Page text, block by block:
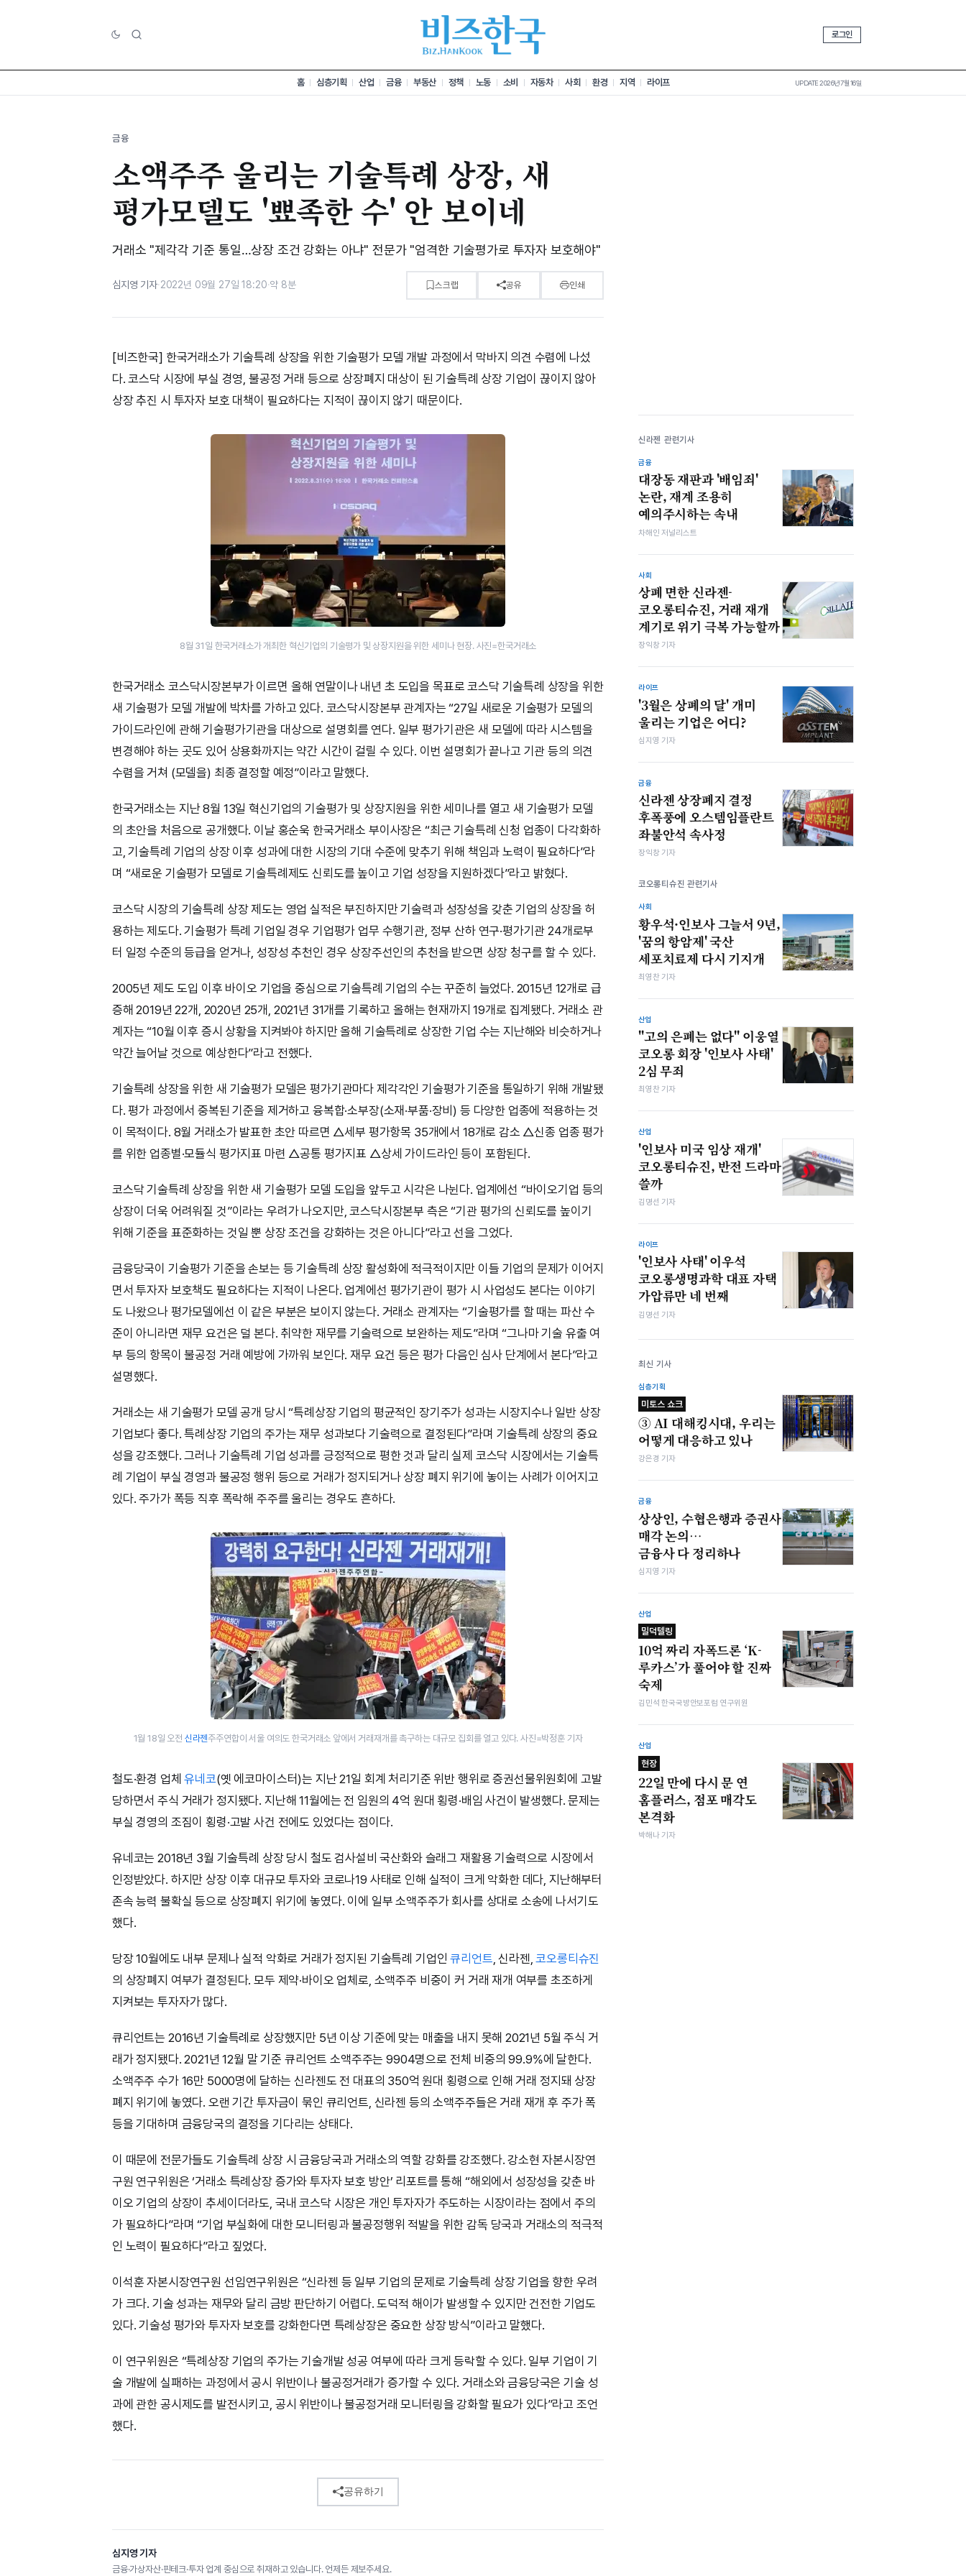
로그인
홈 심층기획 산업 금융 부동산 정책 노동 소비 자동차 사회 환경 지역 라이프 UPDATE 2026년 7월 16일
금융
소액주주 울리는 기술특례 상장, 새
평가모델도 '뾰족한 수' 안 보이네
거래소 "제각각 기준 통일…상장 조건 강화는 아냐" 전문가 "엄격한 기술평가로 투자자 보호해야"
심지영 기자·2022년 09월 27일 18:20·약 8분 스크랩 공유 인쇄
[비즈한국] 한국거래소가 기술특례 상장을 위한 기술평가 모델 개발 과정에서 막바지 의견 수렴에 나섰
다. 코스닥 시장에 부실 경영, 불공정 거래 등으로 상장폐지 대상이 된 기술특례 상장 기업이 끊이지 않아
상장 추진 시 투자자 보호 대책이 필요하다는 지적이 끊이지 않기 때문이다.
8월 31일 한국거래소가 개최한 혁신기업의 기술평가 및 상장지원을 위한 세미나 현장. 사진=한국거래소
한국거래소 코스닥시장본부가 이르면 올해 연말이나 내년 초 도입을 목표로 코스닥 기술특례 상장을 위한
새 기술평가 모델 개발에 박차를 가하고 있다. 코스닥시장본부 관계자는 “27일 새로운 기술평가 모델의
가이드라인에 관해 기술평가기관을 대상으로 설명회를 연다. 일부 평가기관은 새 모델에 따라 시스템을
변경해야 하는 곳도 있어 상용화까지는 약간 시간이 걸릴 수 있다. 이번 설명회가 끝나고 기관 등의 의견
수렴을 거쳐 (모델을) 최종 결정할 예정”이라고 말했다.
한국거래소는 지난 8월 13일 혁신기업의 기술평가 및 상장지원을 위한 세미나를 열고 새 기술평가 모델
의 초안을 처음으로 공개했다. 이날 홍순욱 한국거래소 부이사장은 “최근 기술특례 신청 업종이 다각화하
고, 기술특례 기업의 상장 이후 성과에 대한 시장의 기대 수준에 맞추기 위해 책임과 노력이 필요하다”라
며 “새로운 기술평가 모델로 기술특례제도 신뢰도를 높이고 기업 성장을 지원하겠다”라고 밝혔다.
코스닥 시장의 기술특례 상장 제도는 영업 실적은 부진하지만 기술력과 성장성을 갖춘 기업의 상장을 허
용하는 제도다. 기술평가 특례 기업일 경우 기업평가 업무 수행기관, 정부 산하 연구·평가기관 24개로부
터 일정 수준의 등급을 얻거나, 성장성 추천인 경우 상장주선인의 추천을 받으면 상장 청구를 할 수 있다.
2005년 제도 도입 이후 바이오 기업을 중심으로 기술특례 기업의 수는 꾸준히 늘었다. 2015년 12개로 급
증해 2019년 22개, 2020년 25개, 2021년 31개를 기록하고 올해는 현재까지 19개로 집계됐다. 거래소 관
계자는 “10월 이후 증시 상황을 지켜봐야 하지만 올해 기술특례로 상장한 기업 수는 지난해와 비슷하거나
약간 늘어날 것으로 예상한다”라고 전했다.
기술특례 상장을 위한 새 기술평가 모델은 평가기관마다 제각각인 기술평가 기준을 통일하기 위해 개발됐
다. 평가 과정에서 중복된 기준을 제거하고 융복합·소부장(소재·부품·장비) 등 다양한 업종에 적용하는 것
이 목적이다. 8월 거래소가 발표한 초안 따르면 △세부 평가항목 35개에서 18개로 감소 △신종 업종 평가
를 위한 업종별·모듈식 평가지표 마련 △공통 평가지표 △상세 가이드라인 등이 포함된다.
코스닥 기술특례 상장을 위한 새 기술평가 모델 도입을 앞두고 시각은 나뉜다. 업계에선 “바이오기업 등의
상장이 더욱 어려워질 것”이라는 우려가 나오지만, 코스닥시장본부 측은 “기관 평가의 신뢰도를 높이기
위해 기준을 표준화하는 것일 뿐 상장 조건을 강화하는 것은 아니다”라고 선을 그었다.
금융당국이 기술평가 기준을 손보는 등 기술특례 상장 활성화에 적극적이지만 이들 기업의 문제가 이어지
면서 투자자 보호책도 필요하다는 지적이 나온다. 업계에선 평가기관이 평가 시 사업성도 본다는 이야기
도 나왔으나 평가모델에선 이 같은 부분은 보이지 않는다. 거래소 관계자는 “기술평가를 할 때는 파산 수
준이 아니라면 재무 요건은 덜 본다. 취약한 재무를 기술력으로 보완하는 제도”라며 “그나마 기술 유출 여
부 등의 항목이 불공정 거래 예방에 가까워 보인다. 재무 요건 등은 평가 다음인 심사 단계에서 본다”라고
설명했다.
거래소는 새 기술평가 모델 공개 당시 “특례상장 기업의 평균적인 장기주가 성과는 시장지수나 일반 상장
기업보다 좋다. 특례상장 기업의 주가는 재무 성과보다 기술력으로 결정된다”라며 기술특례 상장의 중요
성을 강조했다. 그러나 기술특례 기업 성과를 긍정적으로 평한 것과 달리 실제 코스닥 시장에서는 기술특
례 기업이 부실 경영과 불공정 행위 등으로 거래가 정지되거나 상장 폐지 위기에 놓이는 사례가 이어지고
있다. 주가가 폭등 직후 폭락해 주주를 울리는 경우도 흔하다.
1월 18일 오전 신라젠주주연합이 서울 여의도 한국거래소 앞에서 거래재개를 촉구하는 대규모 집회를 열고 있다. 사진=박정훈 기자
철도·환경 업체유네코(옛 에코마이스터)는 지난 21일 회계 처리기준 위반 행위로 증권선물위원회에 고발
당하면서 주식 거래가 정지됐다. 지난해 11월에는 전 임원의 4억 원대 횡령·배임 사건이 발생했다. 문제는
부실 경영의 조짐이 횡령·고발 사건 전에도 있었다는 점이다.
유네코는 2018년 3월 기술특례 상장 당시 철도 검사설비 국산화와 슬래그 재활용 기술력으로 시장에서
인정받았다. 하지만 상장 이후 대규모 투자와 코로나19 사태로 인해 실적이 크게 악화한 데다, 지난해부터
존속 능력 불확실 등으로 상장폐지 위기에 놓였다. 이에 일부 소액주주가 회사를 상대로 소송에 나서기도
했다.
당장 10월에도 내부 문제나 실적 악화로 거래가 정지된 기술특례 기업인큐리언트 , 신라젠,코오롱티슈진
의 상장폐지 여부가 결정된다. 모두 제약·바이오 업체로, 소액주주 비중이 커 거래 재개 여부를 초조하게
지켜보는 투자자가 많다.
큐리언트는 2016년 기술특례로 상장했지만 5년 이상 기준에 맞는 매출을 내지 못해 2021년 5월 주식 거
래가 정지됐다. 2021년 12월 말 기준 큐리언트 소액주주는 9904명으로 전체 비중의 99.9%에 달한다.
소액주주 수가 16만 5000명에 달하는 신라젠도 전 대표의 350억 원대 횡령으로 인해 거래 정지돼 상장
폐지 위기에 놓였다. 오랜 기간 투자금이 묶인 큐리언트, 신라젠 등의 소액주주들은 거래 재개 후 주가 폭
등을 기대하며 금융당국의 결정을 기다리는 상태다.
이 때문에 전문가들도 기술특례 상장 시 금융당국과 거래소의 역할 강화를 강조했다. 강소현 자본시장연
구원 연구위원은 ‘거래소 특례상장 증가와 투자자 보호 방안’ 리포트를 통해 “해외에서 성장성을 갖춘 바
이오 기업의 상장이 추세이더라도, 국내 코스닥 시장은 개인 투자자가 주도하는 시장이라는 점에서 주의
가 필요하다”라며 “기업 부실화에 대한 모니터링과 불공정행위 적발을 위한 감독 당국과 거래소의 적극적
인 노력이 필요하다”라고 짚었다.
이석훈 자본시장연구원 선임연구위원은 “신라젠 등 일부 기업의 문제로 기술특례 상장 기업을 향한 우려
가 크다. 기술 성과는 재무와 달리 금방 판단하기 어렵다. 도덕적 해이가 발생할 수 있지만 건전한 기업도
있다. 기술성 평가와 투자자 보호를 강화한다면 특례상장은 중요한 상장 방식”이라고 말했다.
이 연구위원은 “특례상장 기업의 주가는 기술개발 성공 여부에 따라 크게 등락할 수 있다. 일부 기업이 기
술 개발에 실패하는 과정에서 공시 위반이나 불공정거래가 증가할 수 있다. 거래소와 금융당국은 기술 성
과에 관한 공시제도를 발전시키고, 공시 위반이나 불공정거래 모니터링을 강화할 필요가 있다”라고 조언
했다.
공유하기
심지영 기자
금융·가상자산·핀테크·투자 업계 중심으로 취재하고 있습니다. 언제든 제보주세요.
신라젠 관련기사
금융
대장동 재판과 '배임죄'
논란, 재계 조용히
예의주시하는 속내
차해인 저널리스트
사회
상폐 면한 신라젠-
코오롱티슈진, 거래 재개
계기로 위기 극복 가능할까
장익창 기자
라이프
'3월은 상폐의 달' 개미
울리는 기업은 어디?
심지영 기자
금융
신라젠 상장폐지 결정
후폭풍에 오스템임플란트
좌불안석 속사정
장익창 기자
코오롱티슈진 관련기사
사회
황우석·인보사 그늘서 9년,
'꿈의 항암제' 국산
세포치료제 다시 기지개
최영찬 기자
산업
"고의 은폐는 없다" 이웅열
코오롱 회장 '인보사 사태'
2심 무죄
최영찬 기자
산업
'인보사 미국 임상 재개'
코오롱티슈진, 반전 드라마
쓸까
김명선 기자
라이프
'인보사 사태' 이우석
코오롱생명과학 대표 자택
가압류만 네 번째
김명선 기자
최신 기사
심층기획
미토스 쇼크
③ AI 대해킹시대, 우리는
어떻게 대응하고 있나
강은경 기자
금융
상상인, 수협은행과 증권사
매각 논의…
금융사 다 정리하나
심지영 기자
산업
밀덕텔링
10억 짜리 자폭드론 ‘K-
루카스’가 풀어야 할 진짜
숙제
김민석 한국국방안보포럼 연구위원
산업
현장
22일 만에 다시 문 연
홈플러스, 점포 매각도
본격화
박해나 기자